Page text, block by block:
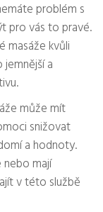
problém s
pro vás to pravé.
masáže kvůli
a
může mít
snižovat
a hodnoty.
mají
v této službě